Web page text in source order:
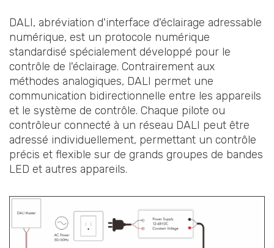
DALI, abréviation d'interface d'éclairage adressable
numérique, est un protocole numérique
standardisé spécialement développé pour le
contrôle de l'éclairage. Contrairement aux
méthodes analogiques, DALI permet une
communication bidirectionnelle entre les appareils
et le système de contrôle. Chaque pilote ou
contrôleur connecté à un réseau DALI peut être
adressé individuellement, permettant un contrôle
précis et flexible sur de grands groupes de bandes
LED et autres appareils.